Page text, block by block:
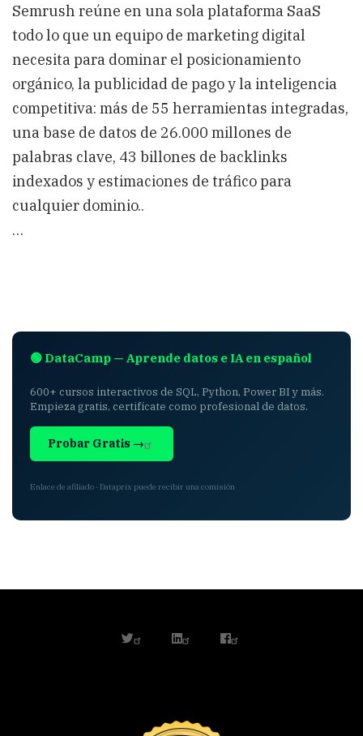
Semrush reúne en una sola plataforma SaaS
todo lo que un equipo de marketing digital
necesita para dominar el posicionamiento
orgánico, la publicidad de pago y la inteligencia
competitiva: más de 55 herramientas integradas,
una base de datos de 26.000 millones de
palabras clave, 43 billones de backlinks
indexados y estimaciones de tráfico para
cualquier dominio..
…
🟢 DataCamp — Aprende datos e IA en español
600+ cursos interactivos de SQL, Python, Power BI y más.
Empieza gratis, certifícate como profesional de datos.
Probar Gratis →
Enlace de afiliado · Dataprix puede recibir una comisión
twitterlinkedinfacebook